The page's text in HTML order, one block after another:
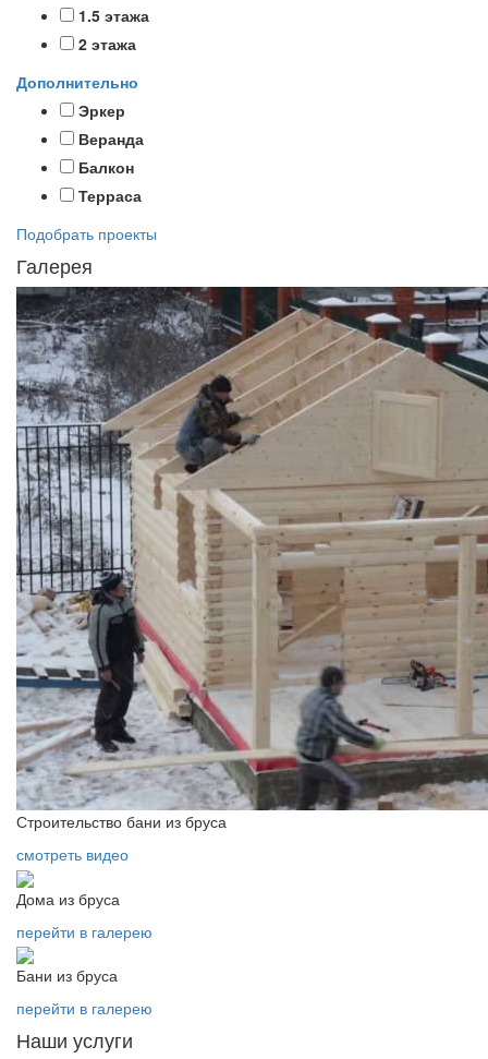
1.5 этажа
2 этажа
Дополнительно
Эркер
Веранда
Балкон
Терраса
Подобрать проекты
Галерея
Строительство бани из бруса
смотреть видео
Дома из бруса
перейти в галерею
Бани из бруса
перейти в галерею
Наши услуги